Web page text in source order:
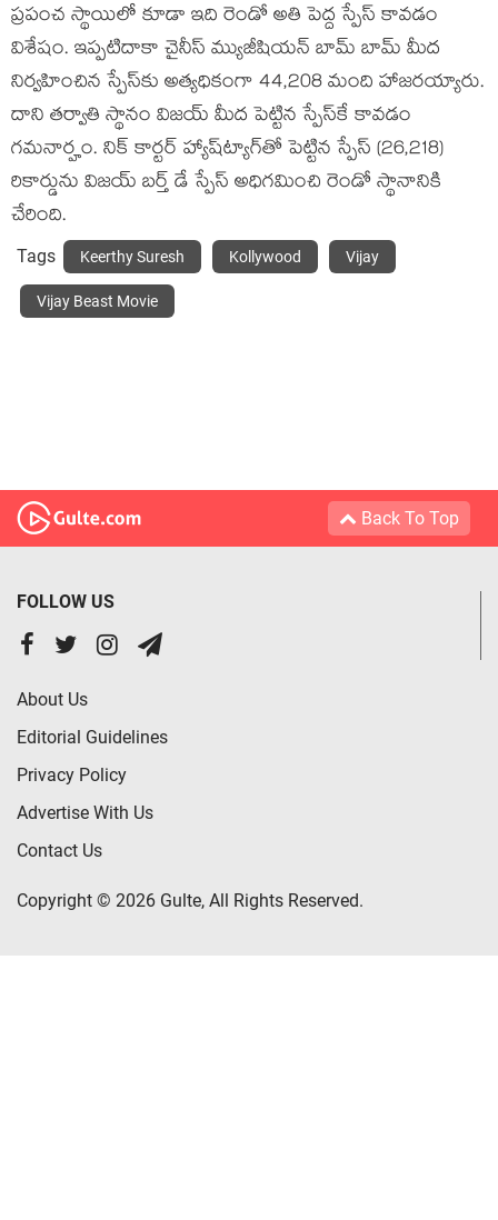
ప్రపంచ స్థాయిలో కూడా ఇది రెండో అతి పెద్ద స్పేస్ కావడం
విశేషం. ఇప్పటిదాకా చైనీస్ మ్యుజీషియన్ బామ్ బామ్ మీద
నిర్వహించిన స్పేస్‌కు అత్యధికంగా 44,208 మంది హాజరయ్యారు.
దాని తర్వాతి స్థానం విజయ్ మీద పెట్టిన స్పేస్‌కే కావడం
గమనార్హం. నిక్ కార్టర్ హ్యాష్‌ట్యాగ్‌తో పెట్టిన స్పేస్‌‌ (26,218)
రికార్డును విజయ్ బర్త్ డే స్పేస్ అధిగమించి రెండో స్థానానికి
చేరింది.
Tags Keerthy Suresh Kollywood Vijay
Vijay Beast Movie
Back To Top
FOLLOW US
About Us
Editorial Guidelines
Privacy Policy
Advertise With Us
Contact Us
Copyright © 2026 Gulte, All Rights Reserved.